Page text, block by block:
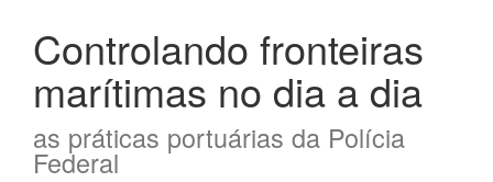
Controlando fronteiras
marítimas no dia a dia
as práticas portuárias da Polícia
Federal